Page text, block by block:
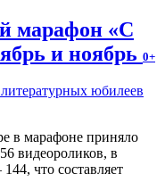
марафон «С
и ноябрь 0+
юбилеев
в марафоне приняло
видеороликов, в
144, что составляет